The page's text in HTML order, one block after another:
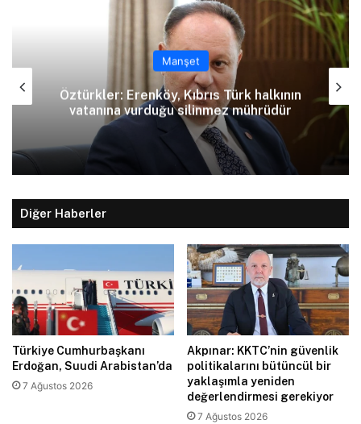
Manşet
Öztürkler: Erenköy, Kıbrıs Türk halkının
vatanına vurduğu silinmez mührüdür
Diğer Haberler
Türkiye Cumhurbaşkanı
Erdoğan, Suudi Arabistan’da
7 Ağustos 2026
Akpınar: KKTC’nin güvenlik
politikalarını bütüncül bir
yaklaşımla yeniden
değerlendirmesi gerekiyor
7 Ağustos 2026